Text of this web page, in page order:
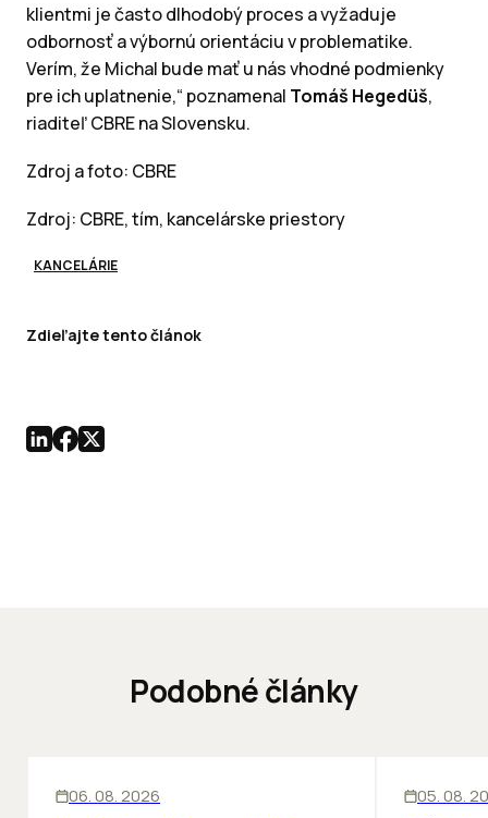
klientmi je často dlhodobý proces a vyžaduje
odbornosť a výbornú orientáciu v problematike.
Verím, že Michal bude mať u nás vhodné podmienky
pre ich uplatnenie,“ poznamenal Tomáš Hegedüš,
riaditeľ CBRE na Slovensku.
Zdroj a foto: CBRE
Zdroj: CBRE, tím, kancelárske priestory
KANCELÁRIE
Zdieľajte tento článok
Podobné články
06. 08. 2026 05. 08.